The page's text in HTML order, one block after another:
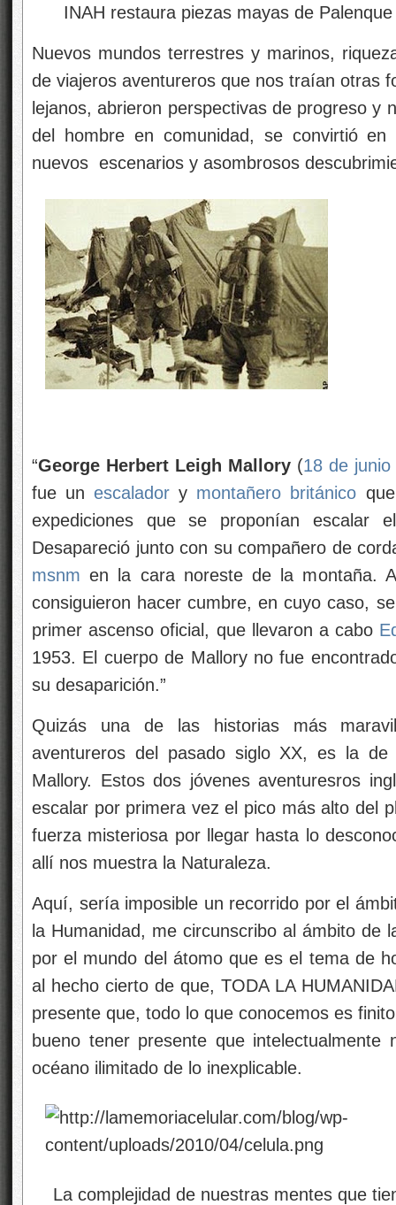
INAH restaura piezas mayas de Palenque
Nuevos mundos terrestres y marinos,
de viajeros aventureros que nos traían otras
lejanos, abrieron perspectivas de progreso y
del hombre en comunidad, se convirtió en
nuevos escenarios y asombrosos
“George Herbert Leigh Mallory(18 de junio
fue unescalador y montañero británico
expediciones que se proponían escalar
Desapareció junto con su compañero de
msnm en la cara noreste de la montaña.
consiguieron hacer cumbre, en cuyo caso,
primer ascenso oficial, que llevaron a cabo
1953. El cuerpo de Mallory no fue
su desaparición.”
Quizás una de las historias más
aventureros del pasado siglo XX, es la
Mallory. Estos dos jóvenes aventuresros
escalar por primera vez el pico más alto del
fuerza misteriosa por llegar hasta lo
allí nos muestra la Naturaleza.
Aquí, sería imposible un recorrido por el
la Humanidad, me circunscribo al ámbito de
por el mundo del átomo que es el tema de
al hecho cierto de que, TODA LA
presente que, todo lo que conocemos es
bueno tener presente que
océano ilimitado de lo inexplicable.
La complejidad de nuestras mentes que